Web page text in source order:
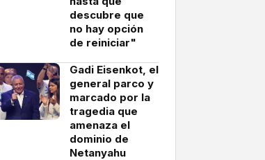
descubre que
no hay opción
de reiniciar"
Gadi Eisenkot, el
general parco y
marcado por la
tragedia que
amenaza el
dominio de
Netanyahu